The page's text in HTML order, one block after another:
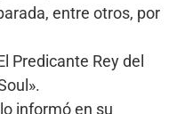
entre otros, por
Predicante Rey del
informó en su